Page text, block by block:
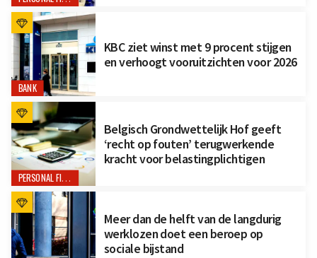
BANK
KBC ziet winst met 9 procent stijgen
en verhoogt vooruitzichten voor 2026
PERSONAL FINANCE
Belgisch Grondwettelijk Hof geeft
‘recht op fouten’ terugwerkende
kracht voor belastingplichtigen
Meer dan de helft van de langdurig
werklozen doet een beroep op
sociale bijstand